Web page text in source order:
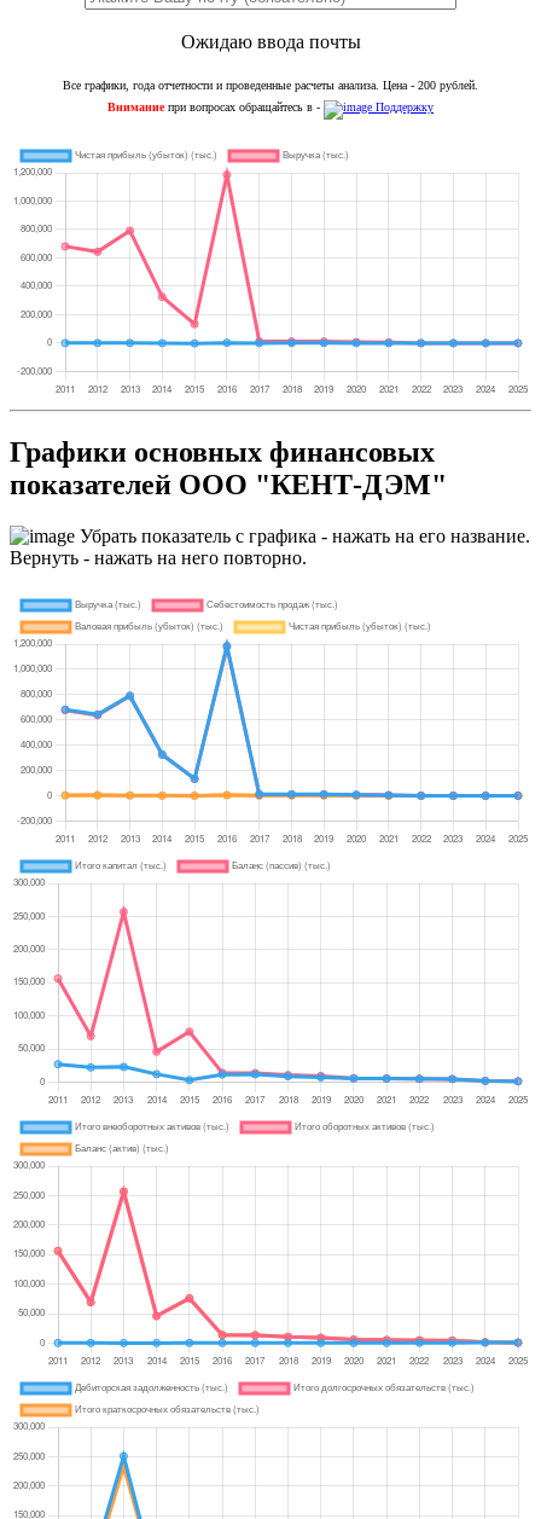
Ожидаю ввода почты
Все графики, года отчетности и проведенные расчеты анализа. Цена - 200 рублей.
Внимание при вопросах обращайтесь в - Поддержку
Графики основных финансовых
показателей ООО "КЕНТ-ДЭМ"
Убрать показатель с графика - нажать на его название.
Вернуть - нажать на него повторно.